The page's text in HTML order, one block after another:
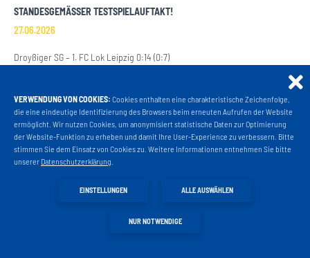
STANDESGEMÄSSER TESTSPIELAUFTAKT!
27.06.2026
Droyßiger SG – 1. FC Lok Leipzig 0:14 (0:7)
WEITERLESEN
Projekt Liga 3
Fanshop
VERWENDUNG VON COOKIES: Cookies enthalten eine charakteristische Zeichenfolge,
die eine eindeutige Identifizierung des Browsers beim erneuten Aufrufen der Website
ermöglicht. Wir nutzen Cookies, um anonymisiert statistische Daten zur Optimierung
der Website-Funktion zu erheben und damit Ihre User-Experience zu verbessern. Bitte
stimmen Sie dem Einsatz von Cookies zu. Weitere Informationen entnehmen Sie bitte
unserer Datenschutzerklärung
EINSTELLUNGEN ALLE AUSWÄHLEN
NUR NOTWENDIGE